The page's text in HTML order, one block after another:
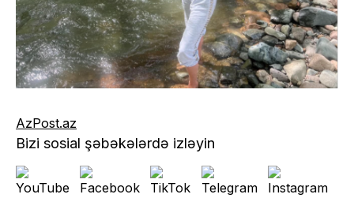
AzPost.az
Bizi sosial şəbəkələrdə izləyin